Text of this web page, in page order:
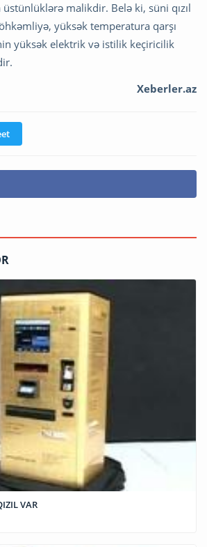
malikdir. Belə ki, süni qızıl
yüksək temperatura qarşı
yüksək elektrik və istilik keçiricilik
Xeberler.az
VAR